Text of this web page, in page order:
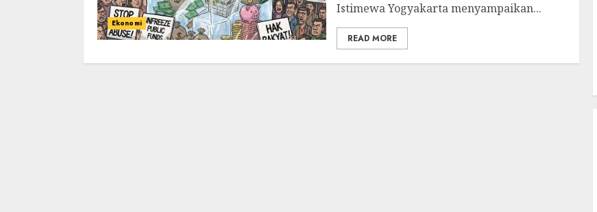
Ekonomi
Istimewa Yogyakarta menyampaikan...
READ MORE